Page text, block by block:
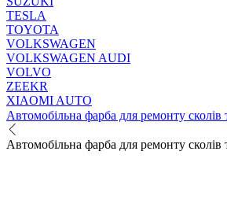
TESLA
TOYOTA
VOLKSWAGEN
VOLKSWAGEN AUDI
VOLVO
ZEEKR
XIAOMI AUTO
Автомобільна фарба для ремонту сколів
Автомобільна фарба для ремонту сколів